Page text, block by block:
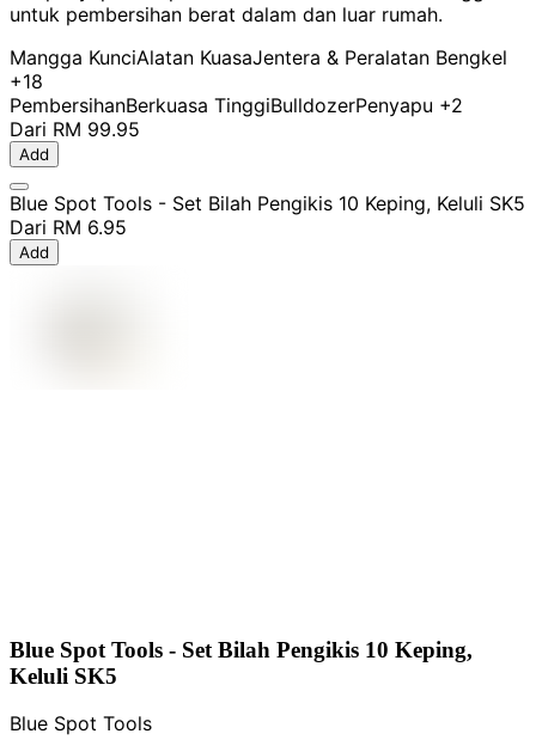
untuk pembersihan berat dalam dan luar rumah.
Mangga KunciAlatan KuasaJentera & Peralatan Bengkel
+18
PembersihanBerkuasa TinggiBulldozerPenyapu +2
Dari RM 99.95
Add
Blue Spot Tools - Set Bilah Pengikis 10 Keping, Keluli SK5
Dari RM 6.95
Add
Blue Spot Tools - Set Bilah Pengikis 10 Keping,
Keluli SK5
Blue Spot Tools